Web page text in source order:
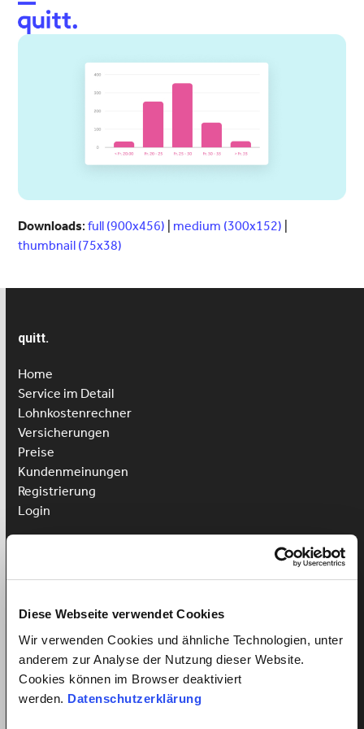
Diese Webseite verwendet Cookies
Wir verwenden Cookies und ähnliche Technologien, unter
anderem zur Analyse der Nutzung dieser Website.
Cookies können im Browser deaktiviert
werden. Datenschutzerklärung
Open
mobile
Close
mobile
Downloads:full (900x456) medium (300x152)
thumbnail (75x38)
quitt.
Home
Service im Detail
Lohnkostenrechner
Versicherungen
Preise
Kundenmeinungen
Registrierung
Login
Pflegehilfe anstellen
Vorteile für Arbeitnehmer
Arbeitnehmer Registrierung
Arbeitnehmer Login
Sprachkurs gewinnen